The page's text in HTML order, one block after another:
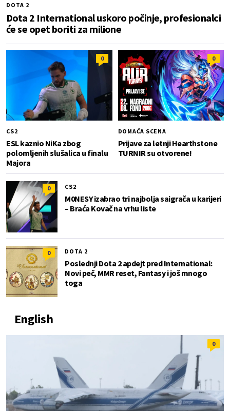
DOTA 2
Dota 2 International uskoro počinje, profesionalci
će se opet boriti za milione
0
CS2
ESL kaznio NiKa zbog
polomljenih slušalica u finalu
Majora
0
DOMAĆA SCENA
Prijave za letnji Hearthstone
TURNIR su otvorene!
0 CS2
M0NESY izabrao tri najbolja saigrača u karijeri
– Braća Kovač na vrhu liste
0 DOTA 2
Poslednji Dota 2 apdejt pred International:
Novi peč, MMR reset, Fantasy i još mnogo
toga
English
0